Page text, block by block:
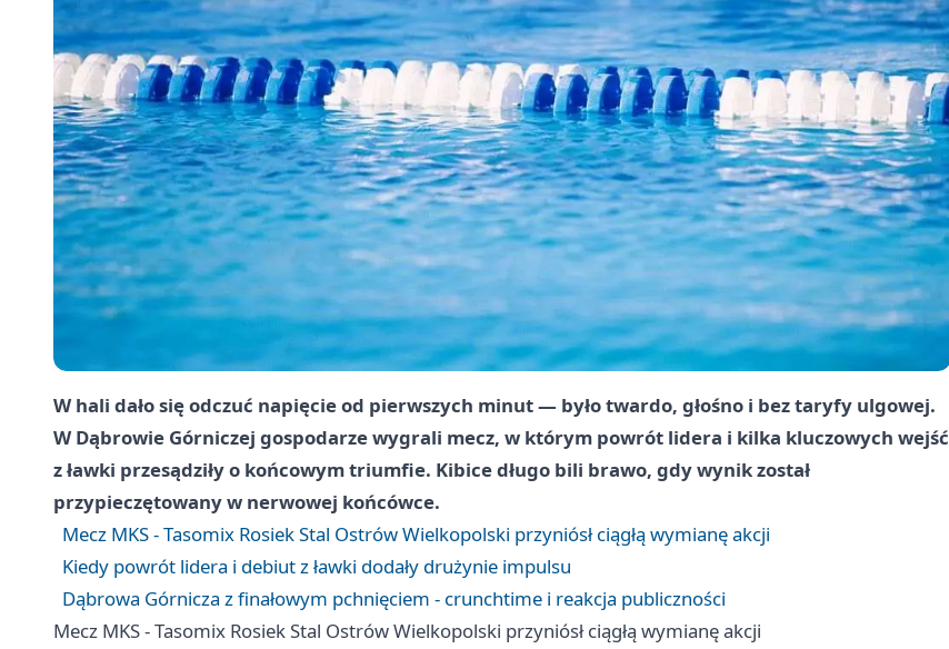
W hali dało się odczuć napięcie od pierwszych minut — było twardo, głośno i bez taryfy ulgowej.
W Dąbrowie Górniczej gospodarze wygrali mecz, w którym powrót lidera i kilka kluczowych wejść
z ławki przesądziły o końcowym triumfie. Kibice długo bili brawo, gdy wynik został
przypieczętowany w nerwowej końcówce.
Mecz MKS - Tasomix Rosiek Stal Ostrów Wielkopolski przyniósł ciągłą wymianę akcji
Kiedy powrót lidera i debiut z ławki dodały drużynie impulsu
Dąbrowa Górnicza z finałowym pchnięciem - crunchtime i reakcja publiczności
Mecz MKS - Tasomix Rosiek Stal Ostrów Wielkopolski przyniósł ciągłą wymianę akcji